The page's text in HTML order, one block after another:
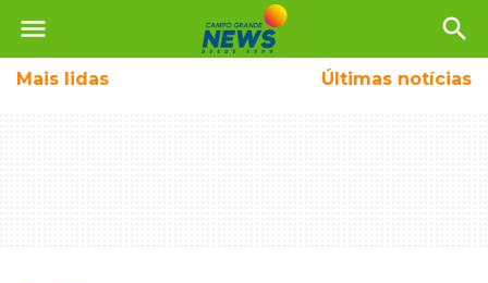
menu search
Mais lidas Últimas notícias